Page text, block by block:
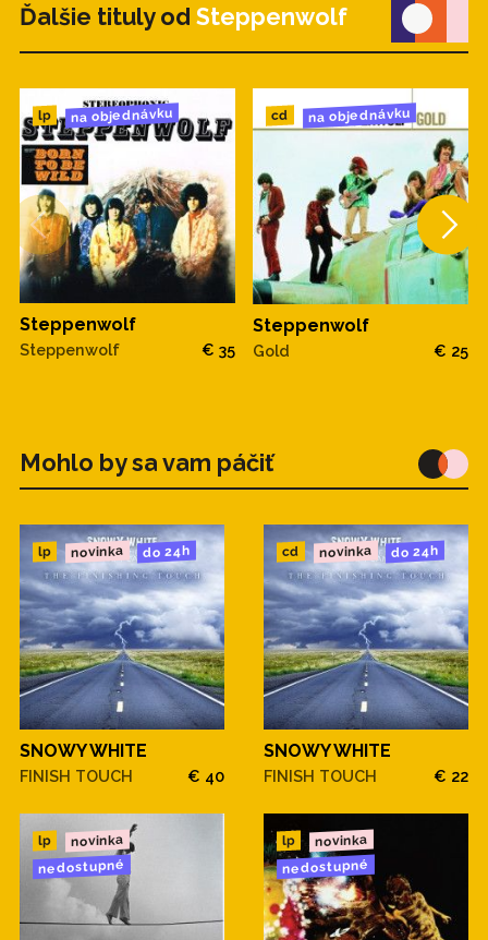
Ďalšie tituly od Steppenwolf
lp na objednávku
Steppenwolf
Steppenwolf € 35
cd na objednávku
Steppenwolf
Gold € 25
Mohlo by sa vam páčiť
lp novinka do 24h
SNOWY WHITE
FINISH TOUCH € 40
cd novinka do 24h
SNOWY WHITE
FINISH TOUCH € 22
lp novinka
nedostupné
lp novinka
nedostupné